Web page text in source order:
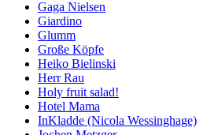
Gaga Nielsen
Giardino
Glumm
Große Köpfe
Heiko Bielinski
Herr Rau
Holy fruit salad!
Hotel Mama
InKladde (Nicola Wessinghage)